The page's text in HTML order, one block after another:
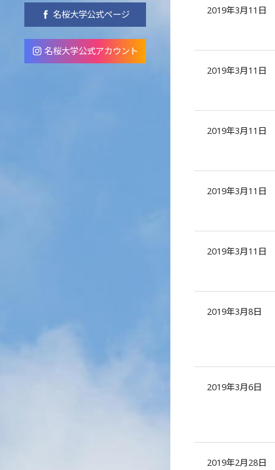
名桜大学公式ページ
名桜大学公式アカウント
2019年3月11日
2019年3月11日
2019年3月11日
2019年3月11日
2019年3月11日
2019年3月8日
2019年3月6日
2019年2月28日